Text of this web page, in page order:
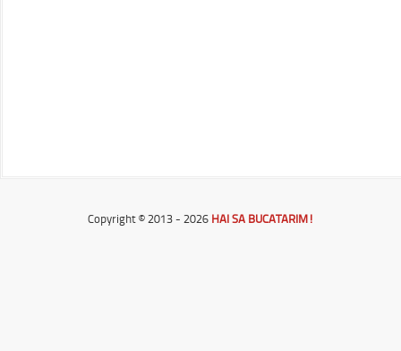
Copyright © 2013 - 2026 HAI SA BUCATARIM!